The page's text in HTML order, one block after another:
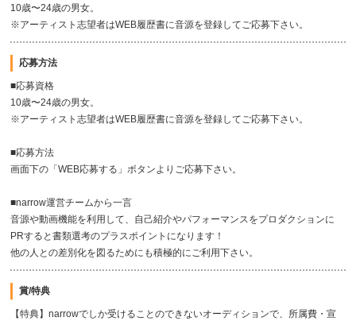
10歳〜24歳の男女。
※アーティスト志望者はWEB履歴書に音源を登録してご応募下さい。
応募方法
■応募資格
10歳〜24歳の男女。
※アーティスト志望者はWEB履歴書に音源を登録してご応募下さい。
■応募方法
画面下の「WEB応募する」ボタンよりご応募下さい。
■narrow運営チームから一言
音源や動画機能を利用して、自己紹介やパフォーマンスをプロダクションに
PRすると書類選考のプラスポイントになります！
他の人との差別化を図るためにも積極的にご利用下さい。
賞/特典
【特典】narrowでしか受けることのできないオーディションで、所属費・宣